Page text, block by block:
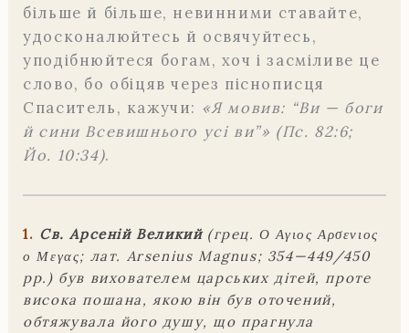
більше й більше, невинними ставайте,
удосконалюйтесь й освячуйтесь,
уподібнюйтеся богам, хоч і засміливе це
слово, бо обіцяв через піснописця
Спаситель, кажучи: «Я мовив: “Ви — боги
й сини Всевишнього усі ви”» (Пс. 82:6;
Йо. 10:34).
1. Св. Арсеній Великий(грец. Ο Αγιος Αρσενιος
ο Μεγας; лат. Arsenius Magnus; 354—449/450
рр.) був вихователем царських дітей, проте
висока пошана, якою він був оточений,
обтяжувала його душу, що прагнула